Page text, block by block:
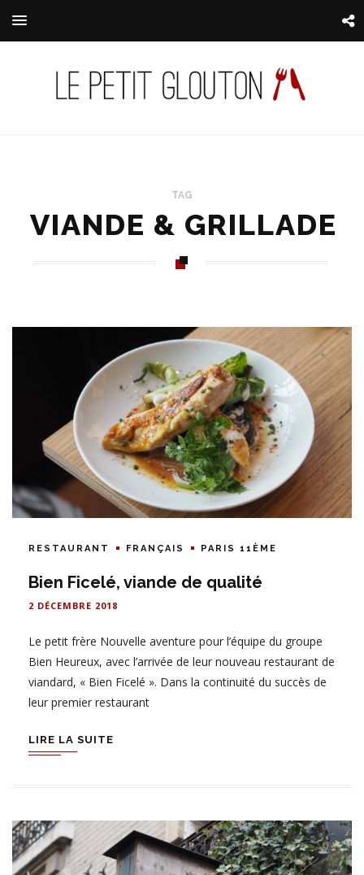
TAG
VIANDE & GRILLADE
RESTAURANT FRANÇAIS PARIS 11ÈME
Bien Ficelé, viande de qualité
2 DÉCEMBRE 2018
Le petit frère Nouvelle aventure pour l’équipe du groupe
Bien Heureux, avec l’arrivée de leur nouveau restaurant de
viandard, « Bien Ficelé ». Dans la continuité du succès de
leur premier restaurant
LIRE LA SUITE